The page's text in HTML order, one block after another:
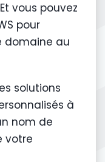
vous pouvez
pour
domaine au
solutions
à
nom de
votre